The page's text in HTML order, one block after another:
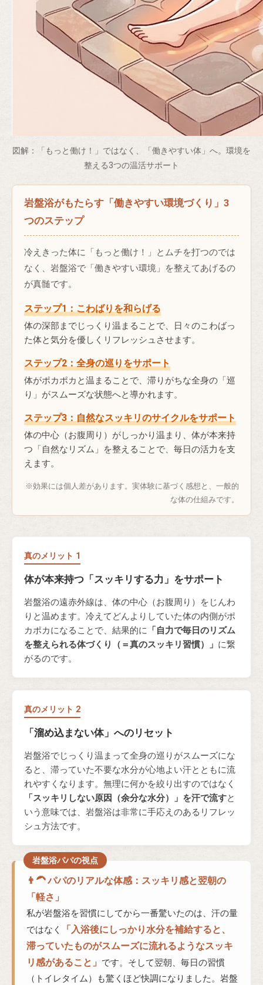
図解：「もっと働け！」ではなく、「働きやすい体」へ。環境を
整える3つの温活サポート
岩盤浴がもたらす「働きやすい環境づくり」3
つのステップ
冷えきった体に「もっと働け！」とムチを打つのでは
なく、岩盤浴で「働きやすい環境」を整えてあげるの
が真髄です。
ステップ1：こわばりを和らげる
体の深部までじっくり温まることで、日々のこわばっ
た体と気分を優しくリフレッシュさせます。
ステップ2：全身の巡りをサポート
体がポカポカと温まることで、滞りがちな全身の「巡
り」がスムーズな状態へと導かれます。
ステップ3：自然なスッキリのサイクルをサポート
体の中心（お腹周り）がしっかり温まり、体が本来持
つ「自然なリズム」を整えることで、毎日の活力を支
えます。
※効果には個人差があります。実体験に基づく感想と、一般的
な体の仕組みです。
真のメリット 1
体が本来持つ「スッキリする力」をサポート
岩盤浴の遠赤外線は、体の中心（お腹周り）をじんわ
りと温めます。冷えてどんよりしていた体の内側がポ
カポカになることで、結果的に 「自力で毎日のリズム
を整えられる体づくり（＝真のスッキリ習慣）」 に繋
がるのです。
真のメリット 2
「溜め込まない体」へのリセット
岩盤浴でじっくり温まって全身の巡りがスムーズにな
ると、滞っていた不要な水分が心地よい汗とともに流
れやすくなります。無理に何かを絞り出すのではなく
「スッキリしない原因（余分な水分）」を汗で流すと
いう意味では、岩盤浴は非常に手応えのあるリフレッ
シュ方法です。
👨‍🦱 パパのリアルな体感：スッキリ感と翌朝の
「軽さ」
私が岩盤浴を習慣にしてから一番驚いたのは、汗の量
ではなく
「入浴後にしっかり水分を補給すると、
滞っていたものがスムーズに流れるようなスッキ
リ感があること」 です。そして翌朝、毎日の習慣
（トイレタイム）も驚くほど快調になりました。岩盤